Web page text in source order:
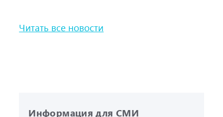
«Стабильный», а также рейтинг облигаций
Читать все новости
Информация для СМИ